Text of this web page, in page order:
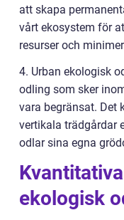
att skapa
vårt ekosystem för
resurser och
4. Urban ekologisk
odling som sker
vara begränsat. Det
vertikala trädgårdar
odlar sina egna
ekologisk